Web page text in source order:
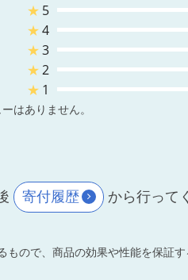
★ 5
★4
★3
★2
★ 1
はありません。
寄付履歴 から行って
ので、商品の効果や性能を保証す